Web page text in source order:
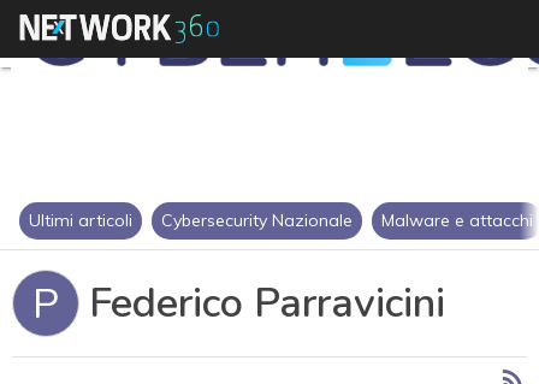
Ultimi articoli Cybersecurity Nazionale Malware e attacchi
P Federico Parravicini